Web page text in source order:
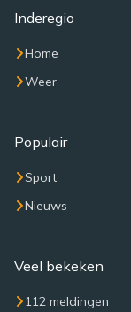
Inderegio
Home
Weer
Populair
Sport
Nieuws
Veel bekeken
112 meldingen